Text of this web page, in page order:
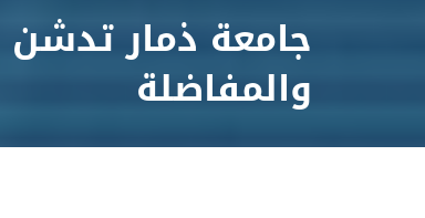
جامعة ذمار تدشن
والمفاضلة